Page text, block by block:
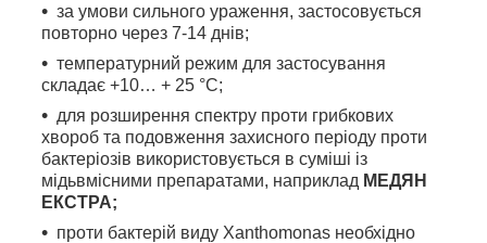
за умови сильного ураження, застосовується
повторно через 7-14 днів;
температурний режим для застосування
складає +10… + 25 °С;
для розширення спектру проти грибкових
хвороб та подовження захисного періоду проти
бактеріозів використовується в суміші із
мідьвмісними препаратами, наприклад МЕДЯН
ЕКСТРА;
проти бактерій виду Xanthomonas необхідно